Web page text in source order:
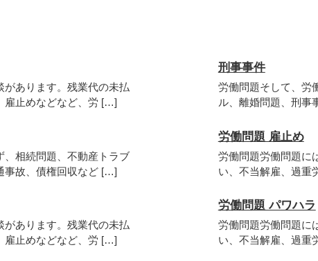
あります。残業代の未払
雇止めなどなど、労 […]
刑事事件
労働問題そして、労
ル、離婚問題、刑事
、相続問題、不動産トラブ
事故、債権回収など […]
労働問題 雇止め
労働問題労働問題に
い、不当解雇、過重
あります。残業代の未払
雇止めなどなど、労 […]
労働問題 パワハラ
労働問題労働問題に
い、不当解雇、過重